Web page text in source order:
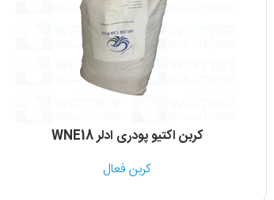
کربن اکتیو پودری ادلر WNE18
کربن فعال